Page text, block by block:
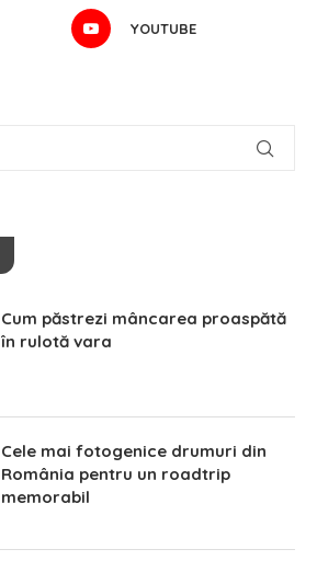
YOUTUBE
Cum păstrezi mâncarea proaspătă
în rulotă vara
Cele mai fotogenice drumuri din
România pentru un roadtrip
memorabil